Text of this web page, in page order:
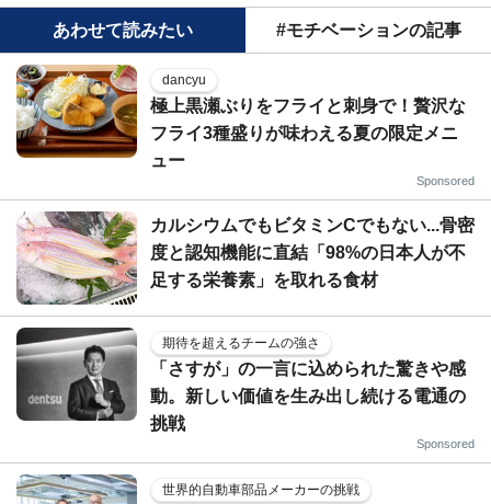
あわせて読みたい #モチベーションの記事
dancyu
極上黒瀬ぶりをフライと刺身で！贅沢な
フライ3種盛りが味わえる夏の限定メニ
ュー
Sponsored
カルシウムでもビタミンCでもない...骨密
度と認知機能に直結「98%の日本人が不
足する栄養素」を取れる食材
期待を超えるチームの強さ
「さすが」の一言に込められた驚きや感
動。新しい価値を生み出し続ける電通の
挑戦
Sponsored
世界的自動車部品メーカーの挑戦